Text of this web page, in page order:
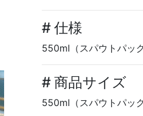
# 仕様
550ml（スパウトパッ
# 商品サイズ
550ml（スパウトパック